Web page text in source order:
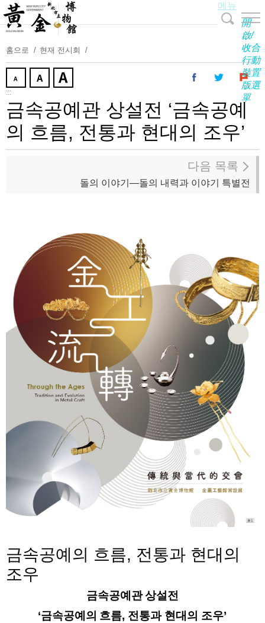
내
용
보
메뉴
開
啟/
收合
行動
裝置
版選
單
홈으로 현재 전시회
:::
금속공예관 상설전 ‘금속공예
의 흐름, 전통과 현대의 조우’
다음 목록
돌의 이야기—돌의 내력과 이야기 특별전
금속공예의 흐름, 전통과 현대의
조우
금속공예관상설전
‘금속공예의 흐름, 전통과 현대의 조우’